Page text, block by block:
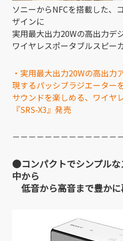
ソニーからNFCを搭載した、
ザインに
実用最大出力20Wの高出力デ
ワイヤレスポータブルスピー
・実用最大出力20Wの高出力
現するパッシブラジエータ
サウンドを楽しめる、ワイヤ
『SRS-X3』発売
－－－－－－－－－－－－－
●コンパクトでシンプル
中から
低音から高音まで豊か